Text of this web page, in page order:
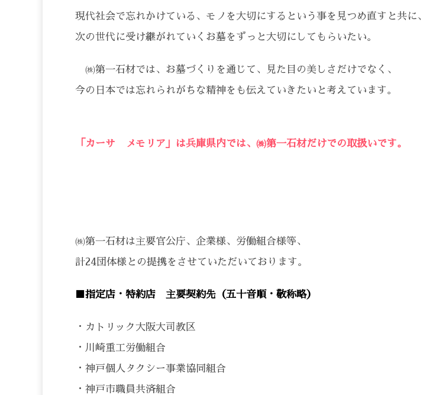
現代社会で忘れかけている、モノを大切にするという事を見つめ直すと共に、
次の世代に受け継がれていくお墓をずっと大切にしてもらいたい。
㈱第一石材では、お墓づくりを通じて、見た目の美しさだけでなく、
今の日本では忘れられがちな精神をも伝えていきたいと考えています。
「カーサ メモリア」は兵庫県内では、㈱第一石材だけでの取扱いです。
㈱第一石材は主要官公庁、企業様、労働組合様等、
計24団体様との提携をさせていただいております。
■指定店・特約店 主要契約先（五十音順・敬称略）
・カトリック大阪大司教区
・川崎重工労働組合
・神戸個人タクシー事業協同組合
・神戸市職員共済組合